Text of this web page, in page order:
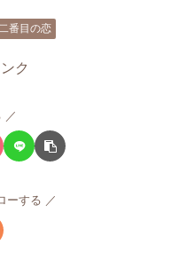
番目の恋
ク
ーする